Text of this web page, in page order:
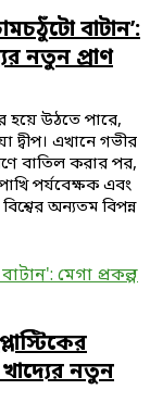
বাটান’:
নতুন প্রাণ
হয়ে উঠতে পারে,
দ্বীপ। এখানে গভীর
বাতিল করার পর,
পর্যবেক্ষক এবং
অন্যতম বিপন্ন
মেগা প্রকল্প
খাদ্যের নতুন